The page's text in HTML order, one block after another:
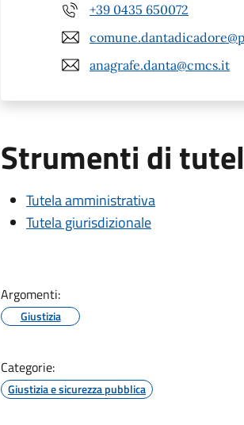
+39 0435 650072
anagrafe.danta@cmcs.it
Strumenti di
Tutela amministrativa
Tutela giurisdizionale
Argomenti:
Giustizia
Categorie:
Giustizia e sicurezza pubblica